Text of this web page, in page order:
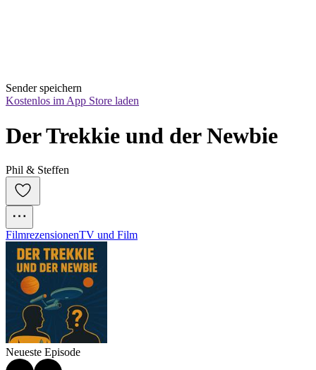
Sender speichern
Kostenlos im App Store laden
Der Trekkie und der Newbie
Phil & Steffen
FilmrezensionenTV und Film
Neueste Episode